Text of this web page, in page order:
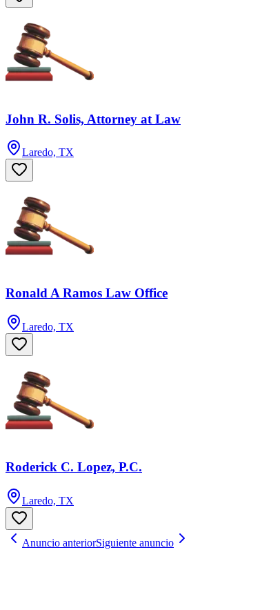
John R. Solis, Attorney at Law
Laredo, TX
Ronald A Ramos Law Office
Laredo, TX
Roderick C. Lopez, P.C.
Laredo, TX
Anuncio anteriorSiguiente anuncio